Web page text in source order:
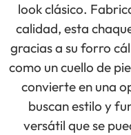
look clásico.
calidad, esta
gracias a su forro
como un cuello de
convierte en una
buscan estilo y
versátil que se